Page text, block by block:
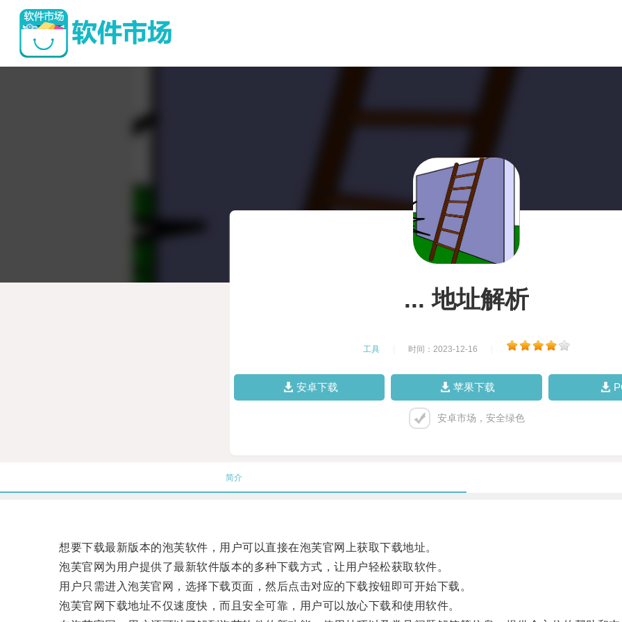
... 地址解析
工具 时间：2023-12-16
安卓下载 苹果下载
安卓市场，安全绿色
简介
想要下载最新版本的泡芙软件，用户可以直接在泡芙官网上获取下载地址。
泡芙官网为用户提供了最新软件版本的多种下载方式，让用户轻松获取软件。
用户只需进入泡芙官网，选择下载页面，然后点击对应的下载按钮即可开始下载。
泡芙官网下载地址不仅速度快，而且安全可靠，用户可以放心下载和使用软件。